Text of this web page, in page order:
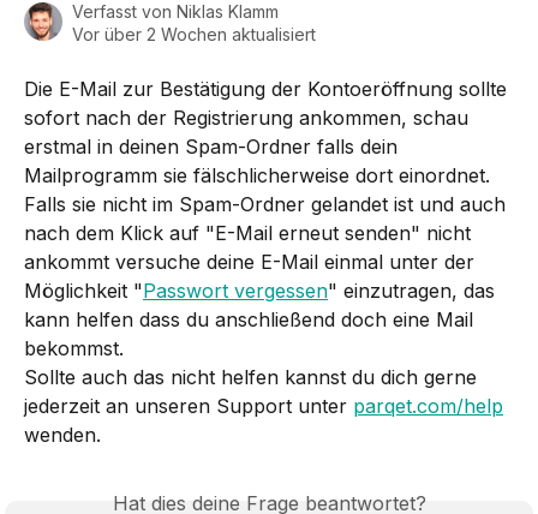
Verfasst von Niklas Klamm
Vor über 2 Wochen aktualisiert
Die E-Mail zur Bestätigung der Kontoeröffnung sollte
sofort nach der Registrierung ankommen, schau
erstmal in deinen Spam-Ordner falls dein
Mailprogramm sie fälschlicherweise dort einordnet.
Falls sie nicht im Spam-Ordner gelandet ist und auch
nach dem Klick auf "E-Mail erneut senden" nicht
ankommt versuche deine E-Mail einmal unter der
Möglichkeit "Passwort vergessen" einzutragen, das
kann helfen dass du anschließend doch eine Mail
bekommst.
Sollte auch das nicht helfen kannst du dich gerne
jederzeit an unseren Support unter parqet.com/help
wenden.
Hat dies deine Frage beantwortet?